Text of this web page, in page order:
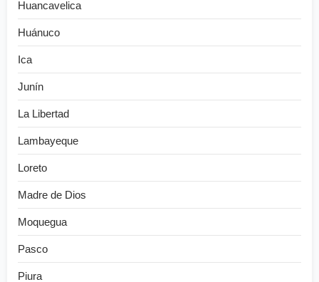
Huancavelica
Huánuco
Ica
Junín
La Libertad
Lambayeque
Loreto
Madre de Dios
Moquegua
Pasco
Piura